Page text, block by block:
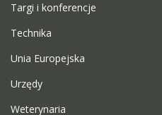
Targi i konferencje
Technika
Unia Europejska
Urzędy
Weterynaria